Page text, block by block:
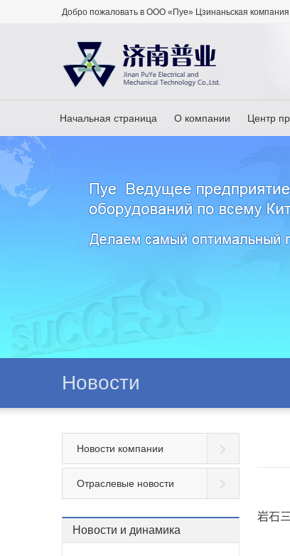
Добро пожаловать в ООО «Пуе» Цзинаньская
Начальная страница О компании Центр
Новости
岩石
Новости компании
Отраслевые новости
Новости и динамика